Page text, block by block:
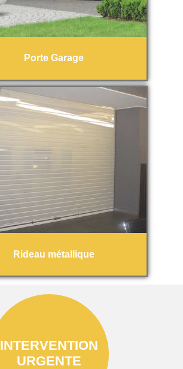
Porte Garage
Rideau métallique
INTERVENTION
URGENTE